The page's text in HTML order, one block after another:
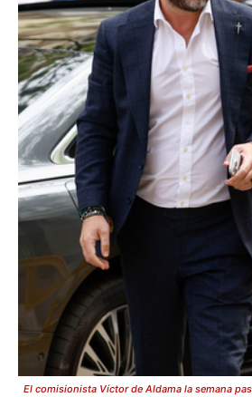
El comisionista Víctor de Aldama la semana